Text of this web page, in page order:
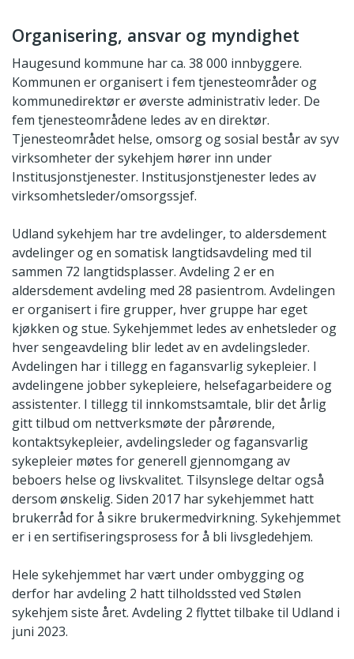
Organisering, ansvar og myndighet
Haugesund kommune har ca. 38 000 innbyggere.
Kommunen er organisert i fem tjenesteområder og
kommunedirektør er øverste administrativ leder. De
fem tjenesteområdene ledes av en direktør.
Tjenesteområdet helse, omsorg og sosial består av syv
virksomheter der sykehjem hører inn under
Institusjonstjenester. Institusjonstjenester ledes av
virksomhetsleder/omsorgssjef.
Udland sykehjem har tre avdelinger, to aldersdement
avdelinger og en somatisk langtidsavdeling med til
sammen 72 langtidsplasser. Avdeling 2 er en
aldersdement avdeling med 28 pasientrom. Avdelingen
er organisert i fire grupper, hver gruppe har eget
kjøkken og stue. Sykehjemmet ledes av enhetsleder og
hver sengeavdeling blir ledet av en avdelingsleder.
Avdelingen har i tillegg en fagansvarlig sykepleier. I
avdelingene jobber sykepleiere, helsefagarbeidere og
assistenter. I tillegg til innkomstsamtale, blir det årlig
gitt tilbud om nettverksmøte der pårørende,
kontaktsykepleier, avdelingsleder og fagansvarlig
sykepleier møtes for generell gjennomgang av
beboers helse og livskvalitet. Tilsynslege deltar også
dersom ønskelig. Siden 2017 har sykehjemmet hatt
brukerråd for å sikre brukermedvirkning. Sykehjemmet
er i en sertifiseringsprosess for å bli livsgledehjem.
Hele sykehjemmet har vært under ombygging og
derfor har avdeling 2 hatt tilholdssted ved Stølen
sykehjem siste året. Avdeling 2 flyttet tilbake til Udland i
juni 2023.